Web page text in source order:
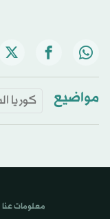
مواضيع كوريا
معلومات عنا